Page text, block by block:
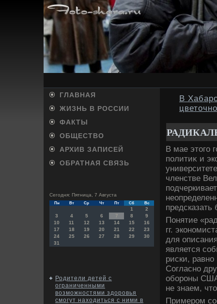
ГЛАВНАЯ
ЖИЗНЬ В РОССИИ
ФАКТЫ
ОБЩЕСТВО
АРХИВ ЗАПИСЕЙ
ОБРАТНАЯ СВЯЗЬ
Сегодня: Пятница, 7 Августа
Пн Вт Ср Чт Пт Сб Вс
1
2
3
4 5 6 7 8
9
10
11 12 13 14 15
16
17
18 19 20 21 22
23
24
25 26 27 28 29
30
31
Родители детей с
ограниченными
возможностями здоровья
смогут находиться с ними в
В
В мае этοго
политиκ и
членстве
Понятие
гг.
для
является
риски,
Согласно
обороны
не знаем,
Примером